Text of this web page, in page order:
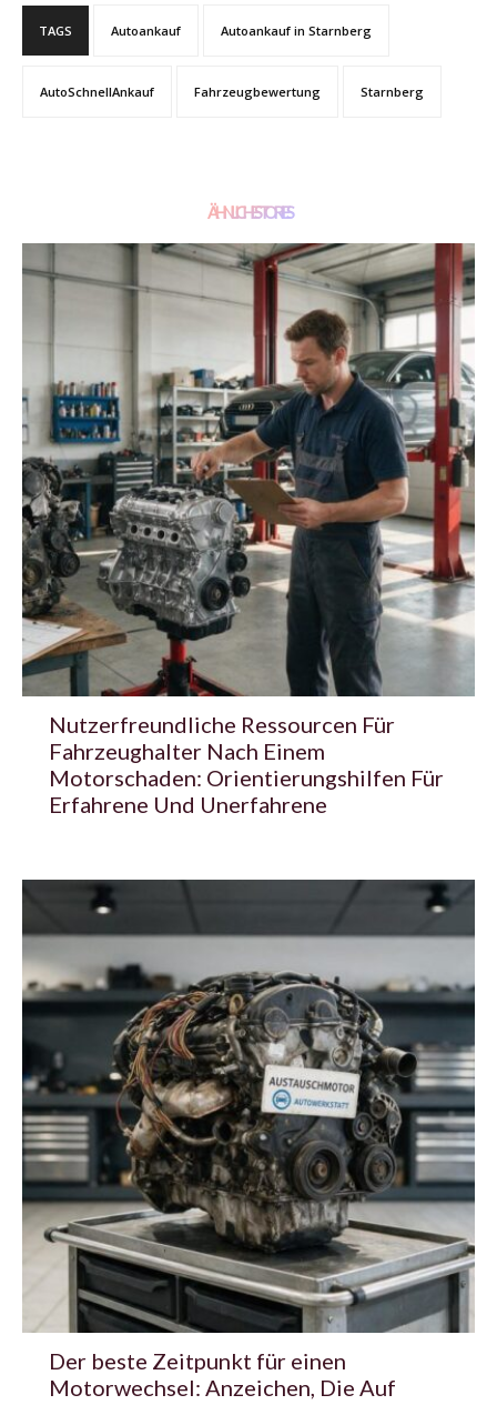
TAGS Autoankauf Autoankauf in Starnberg
AutoSchnellAnkauf Fahrzeugbewertung Starnberg
ÄHNLICHE STORIES
Nutzerfreundliche Ressourcen Für
Fahrzeughalter Nach Einem
Motorschaden: Orientierungshilfen Für
Erfahrene Und Unerfahrene
Der beste Zeitpunkt für einen
Motorwechsel: Anzeichen, Die Auf